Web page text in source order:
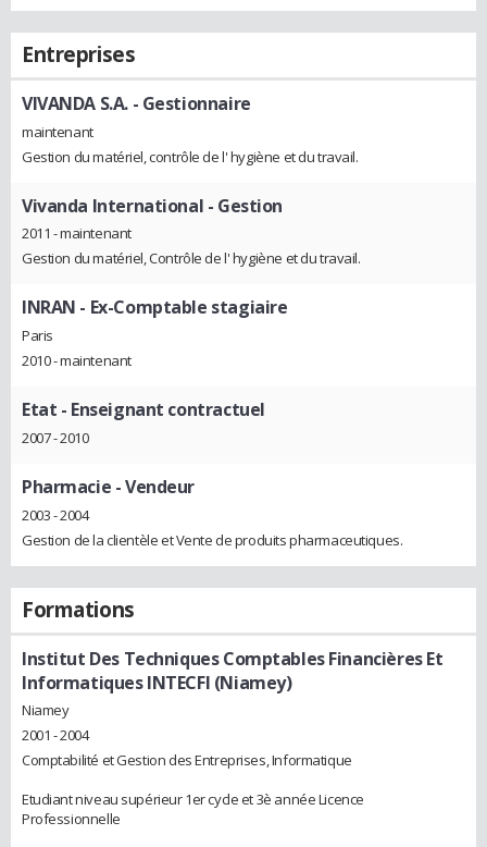
Entreprises
VIVANDA S.A.- Gestionnaire
maintenant
Gestion du matériel, contrôle de l' hygiène et du travail.
Vivanda International - Gestion
2011 - maintenant
Gestion du matériel, Contrôle de l' hygiène et du travail.
INRAN - Ex-Comptable stagiaire
Paris
2010 - maintenant
Etat - Enseignant contractuel
2007 - 2010
Pharmacie - Vendeur
2003 - 2004
Gestion de la clientèle et Vente de produits pharmaceutiques.
Formations
Institut Des Techniques Comptables Financières Et
Informatiques INTECFI (Niamey)
Niamey
2001 - 2004
Comptabilité et Gestion des Entreprises, Informatique
Etudiant niveau supérieur 1er cycle et 3è année Licence
Professionnelle